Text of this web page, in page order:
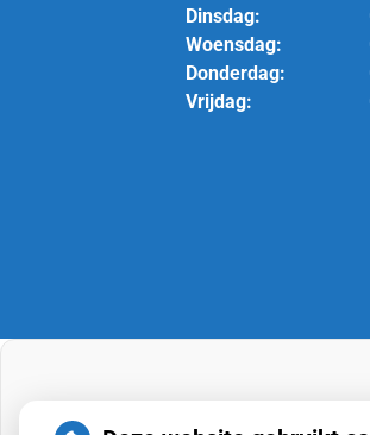
Dinsdag:
Woensdag:
Donderdag:
Vrijdag: